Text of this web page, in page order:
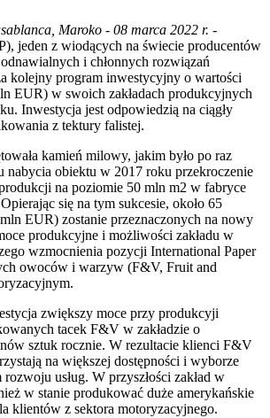
Maroko - 08 marca 2022 r. -
jeden z wiodących na świecie producentów
i chłonnych rozwiązań
kolejny program inwestycyjny o wartości
EUR) w swoich zakładach produkcyjnych
Inwestycja jest odpowiedzią na ciągły
z tektury falistej.
kamień milowy, jakim było po raz
nabycia obiektu w 2017 roku przekroczenie
na poziomie 50 mln m2 w fabryce
się na tym sukcesie, około 65
EUR) zostanie przeznaczonych na nowy
produkcyjne i możliwości zakładu w
wzmocnienia pozycji International Paper
owoców i warzyw (F&V, Fruit and
zwiększy moce przy produkcyji
tacek F&V w zakładzie o
sztuk rocznie. W rezultacie klienci F&V
na większej dostępności i wyborze
rozwoju usług. W przyszłości zakład w
w stanie produkować duże amerykańskie
klientów z sektora motoryzacyjnego.